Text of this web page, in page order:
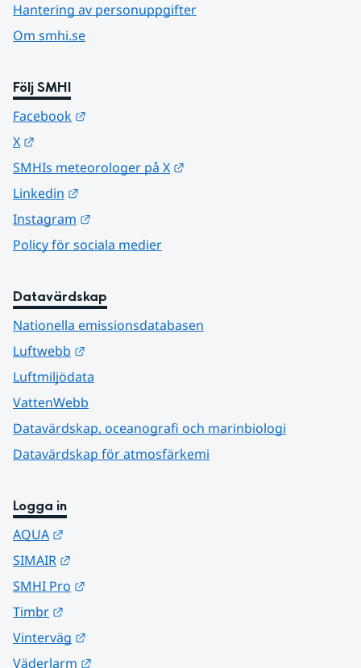
Hantering av personuppgifter
Om smhi.se
Följ SMHI
Facebook
X
SMHIs meteorologer på X
Linkedin
Instagram
Policy för sociala medier
Datavärdskap
Nationella emissionsdatabasen
Luftwebb
Luftmiljödata
VattenWebb
Datavärdskap, oceanografi och marinbiologi
Datavärdskap för atmosfärkemi
Logga in
AQUA
SIMAIR
SMHI Pro
Timbr
Vinterväg
Väderlarm